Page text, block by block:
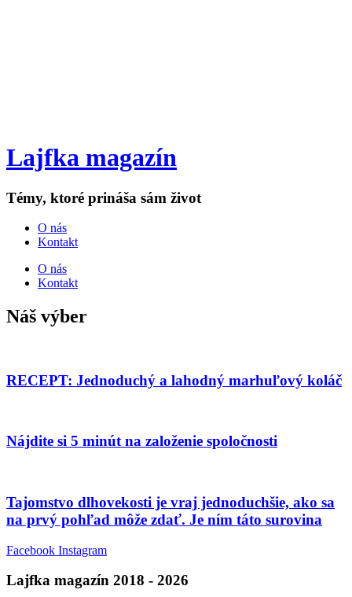
Lajfka magazín
Témy, ktoré prináša sám život
O nás
Kontakt
O nás
Kontakt
Náš výber
RECEPT: Jednoduchý a lahodný marhuľový koláč
Nájdite si 5 minút na založenie spoločnosti
Tajomstvo dlhovekosti je vraj jednoduchšie, ako sa
na prvý pohľad môže zdať. Je ním táto surovina
Facebook Instagram
Lajfka magazín 2018 - 2026